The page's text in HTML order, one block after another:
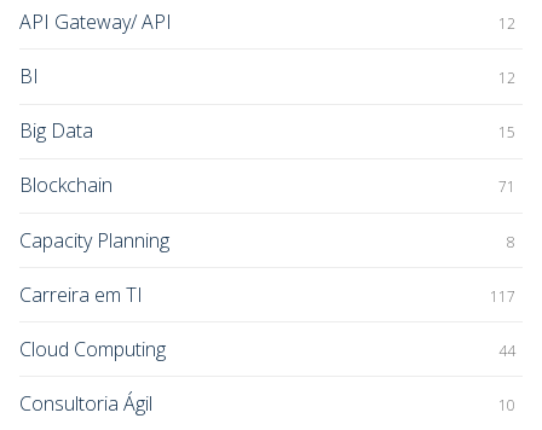
API Gateway/ API 12
BI 12
Big Data 15
Blockchain 71
Capacity Planning 8
Carreira em TI 117
Cloud Computing 44
Consultoria Ágil 10